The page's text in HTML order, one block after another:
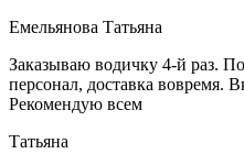
Емельянова Татьяна
Заказываю водичку 4-й раз.
персонал, доставка вовремя.
Рекомендую всем
Татьяна